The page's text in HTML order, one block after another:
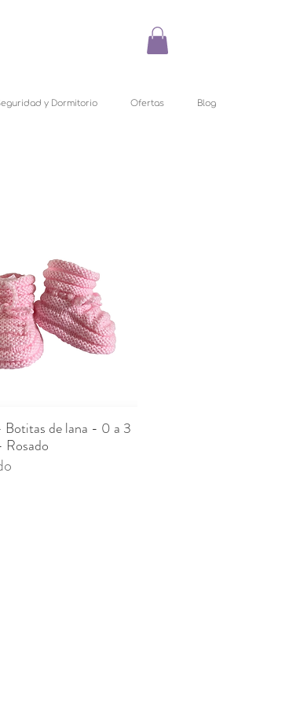
y Dormitorio Ofertas Blog
Vista rápida
Botitas de lana - 0 a 3
Rosado